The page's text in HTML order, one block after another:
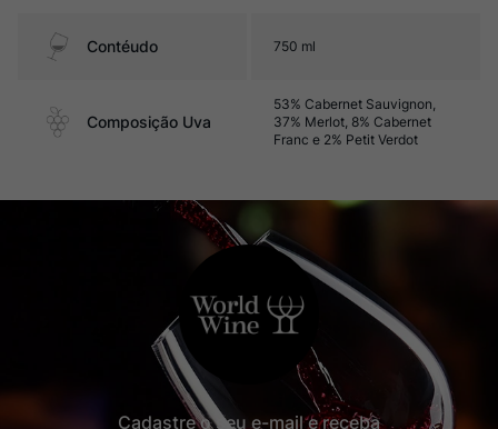
Contéudo 750 ml
Composição Uva
53% Cabernet Sauvignon,
37% Merlot, 8% Cabernet
Franc e 2% Petit Verdot
Cadastre o seu e-mail e receba